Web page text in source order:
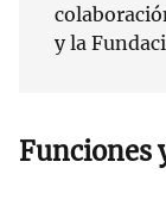
y la
Funciones